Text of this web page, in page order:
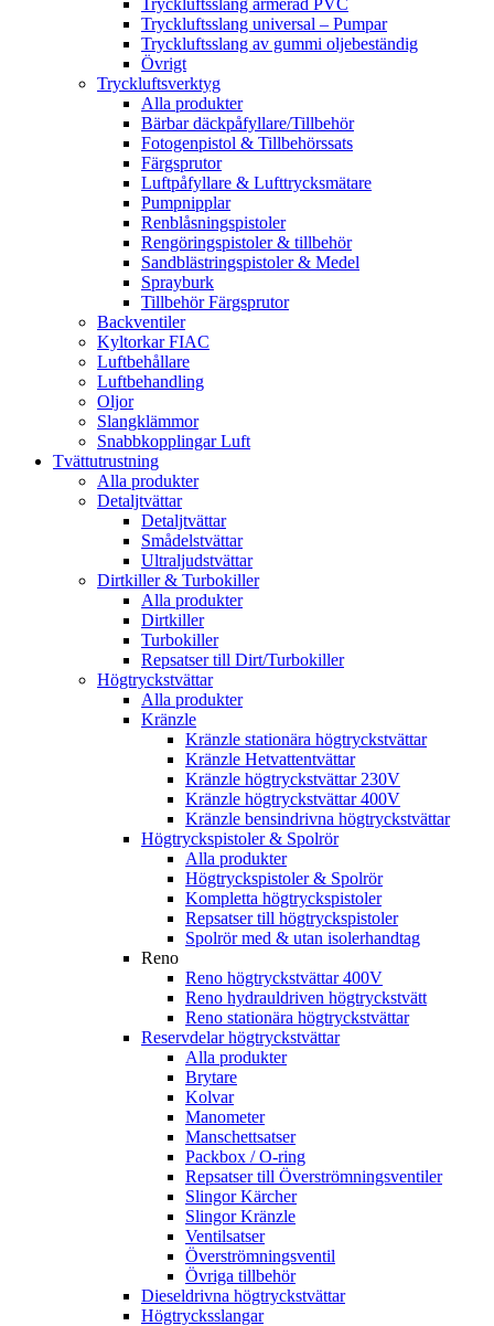
Tryckluftsslang armerad PVC
Tryckluftsslang universal – Pumpar
Tryckluftsslang av gummi oljebeständig
Övrigt
Tryckluftsverktyg
Alla produkter
Bärbar däckpåfyllare/Tillbehör
Fotogenpistol & Tillbehörssats
Färgsprutor
Luftpåfyllare & Lufttrycksmätare
Pumpnipplar
Renblåsningspistoler
Rengöringspistoler & tillbehör
Sandblästringspistoler & Medel
Sprayburk
Tillbehör Färgsprutor
Backventiler
Kyltorkar FIAC
Luftbehållare
Luftbehandling
Oljor
Slangklämmor
Snabbkopplingar Luft
Tvättutrustning
Alla produkter
Detaljtvättar
Detaljtvättar
Smådelstvättar
Ultraljudstvättar
Dirtkiller & Turbokiller
Alla produkter
Dirtkiller
Turbokiller
Repsatser till Dirt/Turbokiller
Högtryckstvättar
Alla produkter
Kränzle
Kränzle stationära högtryckstvättar
Kränzle Hetvattentvättar
Kränzle högtryckstvättar 230V
Kränzle högtryckstvättar 400V
Kränzle bensindrivna högtryckstvättar
Högtryckspistoler & Spolrör
Alla produkter
Högtryckspistoler & Spolrör
Kompletta högtryckspistoler
Repsatser till högtryckspistoler
Spolrör med & utan isolerhandtag
Reno
Reno högtryckstvättar 400V
Reno hydrauldriven högtryckstvätt
Reno stationära högtryckstvättar
Reservdelar högtryckstvättar
Alla produkter
Brytare
Kolvar
Manometer
Manschettsatser
Packbox / O-ring
Repsatser till Överströmningsventiler
Slingor Kärcher
Slingor Kränzle
Ventilsatser
Överströmningsventil
Övriga tillbehör
Dieseldrivna högtryckstvättar
Högtrycksslangar